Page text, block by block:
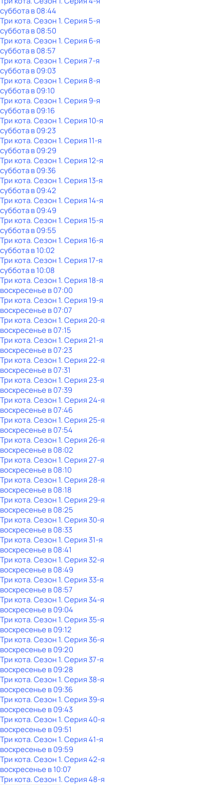
субботав08:44
Три кота. Сезон 1. Серия 5-я
субботав08:50
Три кота. Сезон 1. Серия 6-я
субботав08:57
Три кота. Сезон 1. Серия 7-я
субботав09:03
Три кота. Сезон 1. Серия 8-я
субботав09:10
Три кота. Сезон 1. Серия 9-я
субботав09:16
Три кота. Сезон 1. Серия 10-я
субботав09:23
Три кота. Сезон 1. Серия 11-я
субботав09:29
Три кота. Сезон 1. Серия 12-я
субботав09:36
Три кота. Сезон 1. Серия 13-я
субботав09:42
Три кота. Сезон 1. Серия 14-я
субботав09:49
Три кота. Сезон 1. Серия 15-я
субботав09:55
Три кота. Сезон 1. Серия 16-я
субботав10:02
Три кота. Сезон 1. Серия 17-я
субботав10:08
Три кота. Сезон 1. Серия 18-я
воскресенье в07:00
Три кота. Сезон 1. Серия 19-я
воскресенье в07:07
Три кота. Сезон 1. Серия 20-я
воскресенье в07:15
Три кота. Сезон 1. Серия 21-я
воскресенье в07:23
Три кота. Сезон 1. Серия 22-я
воскресенье в07:31
Три кота. Сезон 1. Серия 23-я
воскресенье в07:39
Три кота. Сезон 1. Серия 24-я
воскресенье в07:46
Три кота. Сезон 1. Серия 25-я
воскресенье в07:54
Три кота. Сезон 1. Серия 26-я
воскресенье в08:02
Три кота. Сезон 1. Серия 27-я
воскресенье в08:10
Три кота. Сезон 1. Серия 28-я
воскресенье в08:18
Три кота. Сезон 1. Серия 29-я
воскресенье в08:25
Три кота. Сезон 1. Серия 30-я
воскресенье в08:33
Три кота. Сезон 1. Серия 31-я
воскресенье в08:41
Три кота. Сезон 1. Серия 32-я
воскресенье в08:49
Три кота. Сезон 1. Серия 33-я
воскресенье в08:57
Три кота. Сезон 1. Серия 34-я
воскресенье в09:04
Три кота. Сезон 1. Серия 35-я
воскресенье в09:12
Три кота. Сезон 1. Серия 36-я
воскресенье в09:20
Три кота. Сезон 1. Серия 37-я
воскресенье в09:28
Три кота. Сезон 1. Серия 38-я
воскресенье в09:36
Три кота. Сезон 1. Серия 39-я
воскресенье в09:43
Три кота. Сезон 1. Серия 40-я
воскресенье в09:51
Три кота. Сезон 1. Серия 41-я
воскресенье в09:59
Три кота. Сезон 1. Серия 42-я
воскресенье в10:07
Три кота. Сезон 1. Серия 48-я